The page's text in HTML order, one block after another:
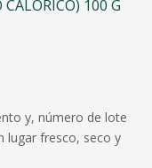
100 G
y, número de lote
lugar fresco, seco y